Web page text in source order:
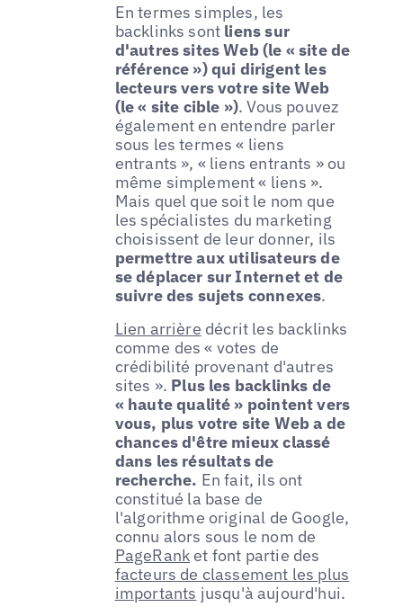
En termes simples, les
backlinks sont liens sur
d'autres sites Web (le « site de
référence ») qui dirigent les
lecteurs vers votre site Web
(le « site cible »). Vous pouvez
également en entendre parler
sous les termes « liens
entrants », « liens entrants » ou
même simplement « liens ».
Mais quel que soit le nom que
les spécialistes du marketing
choisissent de leur donner, ils
permettre aux utilisateurs de
se déplacer sur Internet et de
suivre des sujets connexes.
Lien arrière décrit les backlinks
comme des « votes de
crédibilité provenant d'autres
sites ». Plus les backlinks de
« haute qualité » pointent vers
vous, plus votre site Web a de
chances d'être mieux classé
dans les résultats de
recherche. En fait, ils ont
constitué la base de
l'algorithme original de Google,
connu alors sous le nom de
PageRank et font partie des
facteurs de classement les plus
importants jusqu'à aujourd'hui.